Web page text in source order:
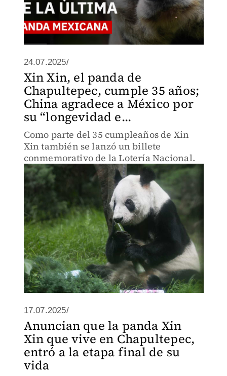
24.07.2025/
Xin Xin, el panda de
Chapultepec, cumple 35 años;
China agradece a México por
su “longevidad e...
Como parte del 35 cumpleaños de Xin
Xin también se lanzó un billete
conmemorativo de la Lotería Nacional.
17.07.2025/
Anuncian que la panda Xin
Xin que vive en Chapultepec,
entró a la etapa final de su
vida